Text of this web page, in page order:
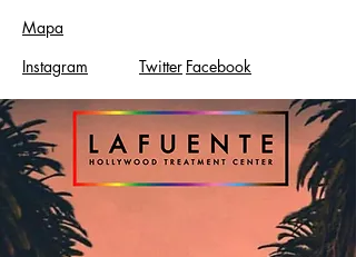
Mapa
Instagram
Twitter Facebook